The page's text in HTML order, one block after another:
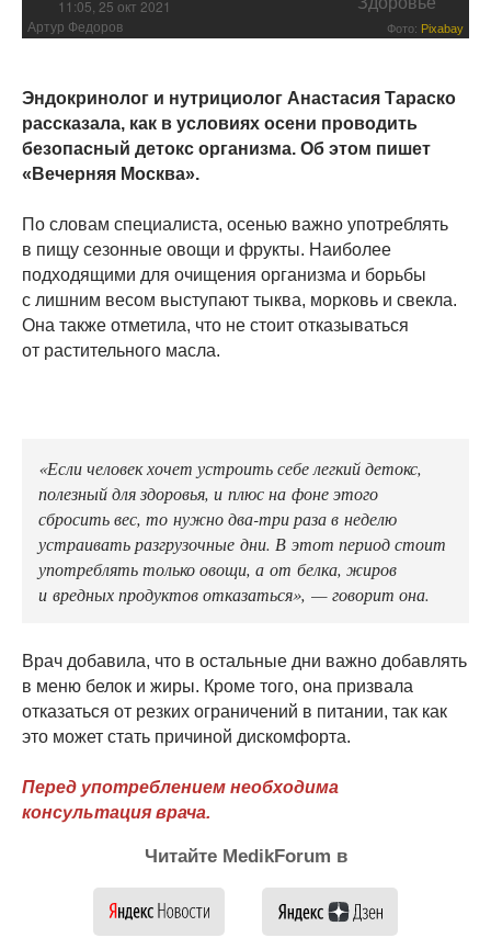
11:05, 25 окт 2021
Артур Федоров Фото: Pixabay
Эндокринолог и нутрициолог Анастасия Тараско
рассказала, как в условиях осени проводить
безопасный детокс организма. Об этом пишет
«Вечерняя Москва».
По словам специалиста, осенью важно употреблять
в пищу сезонные овощи и фрукты. Наиболее
подходящими для очищения организма и борьбы
с лишним весом выступают тыква, морковь и свекла.
Она также отметила, что не стоит отказываться
от растительного масла.
«Если человек хочет устроить себе легкий детокс,
полезный для здоровья, и плюс на фоне этого
сбросить вес, то нужно два-три раза в неделю
устраивать разгрузочные дни. В этот период стоит
употреблять только овощи, а от белка, жиров
и вредных продуктов отказаться», — говорит она.
Врач добавила, что в остальные дни важно добавлять
в меню белок и жиры. Кроме того, она призвала
отказаться от резких ограничений в питании, так как
это может стать причиной дискомфорта.
Перед употреблением необходима
консультация врача.
Читайте MedikForum в